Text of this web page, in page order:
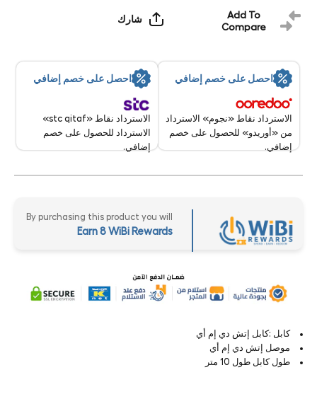
Add To
Compare
شارك
احصل على خصم إضافي
الاسترداد نقاط «نجوم» الاسترداد
من «أوريدو» للحصول على خصم
إضافي.
احصل على خصم إضافي
الاسترداد نقاط «stc qitaf»
الاسترداد للحصول على خصم
إضافي.
By purchasing this product you will
Earn 8 WiBi Rewards
كابل :كابل إتش دي إم أي
موصل إتش دي إم أي
طول كابل طول 10 متر